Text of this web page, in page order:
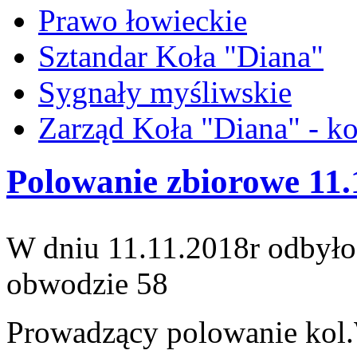
Prawo łowieckie
Sztandar Koła "Diana"
Sygnały myśliwskie
Zarząd Koła "Diana" -
Polowanie zbiorowe
W dniu 11.11.2018r
obwodzie 58
Prowadzący polowanie